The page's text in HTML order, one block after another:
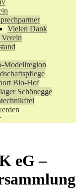
Vielen Dank
Modellregion
Bio-Hof
Schönegge
eG –